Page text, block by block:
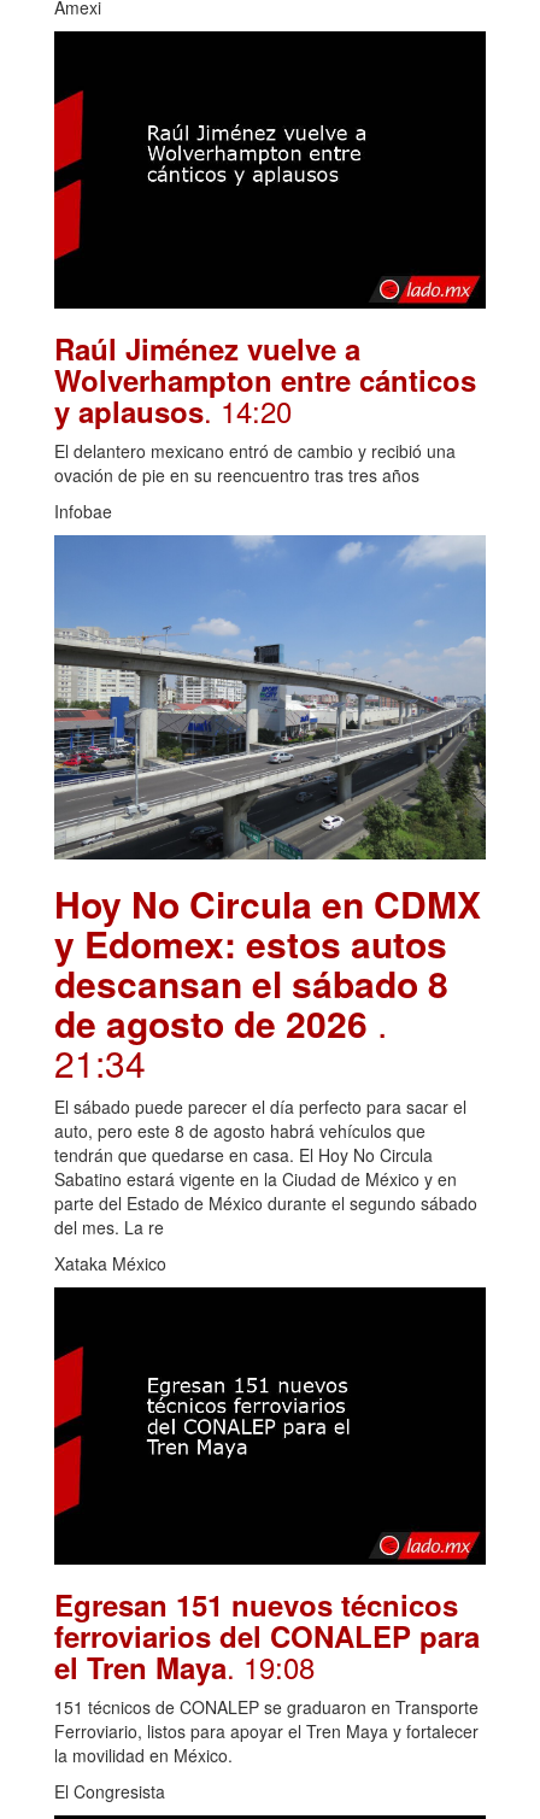
Amexi
Raúl Jiménez vuelve a
Wolverhampton entre cánticos
y aplausos. 14:20
El delantero mexicano entró de cambio y recibió una
ovación de pie en su reencuentro tras tres años
Infobae
Hoy No Circula en CDMX
y Edomex: estos autos
descansan el sábado 8
de agosto de 2026 .
21:34
El sábado puede parecer el día perfecto para sacar el
auto, pero este 8 de agosto habrá vehículos que
tendrán que quedarse en casa. El Hoy No Circula
Sabatino estará vigente en la Ciudad de México y en
parte del Estado de México durante el segundo sábado
del mes. La re
Xataka México
Egresan 151 nuevos técnicos
ferroviarios del CONALEP para
el Tren Maya. 19:08
151 técnicos de CONALEP se graduaron en Transporte
Ferroviario, listos para apoyar el Tren Maya y fortalecer
la movilidad en México.
El Congresista